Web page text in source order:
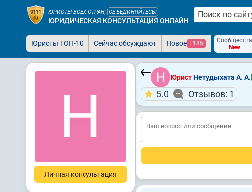
ЮРИСТЫ ВСЕХ СТРАН, ОБЪЕДИНЯЙТЕСЬ!
ЮРИДИЧЕСКАЯ КОНСУЛЬТАЦИЯ ОНЛАЙН
Юристы ТОП-10 Сейчас обсуждают Новое +185
Сообщества
New
Личная консультация
ЮристНетудыхата А. А.
5.0 Отзывов: 1